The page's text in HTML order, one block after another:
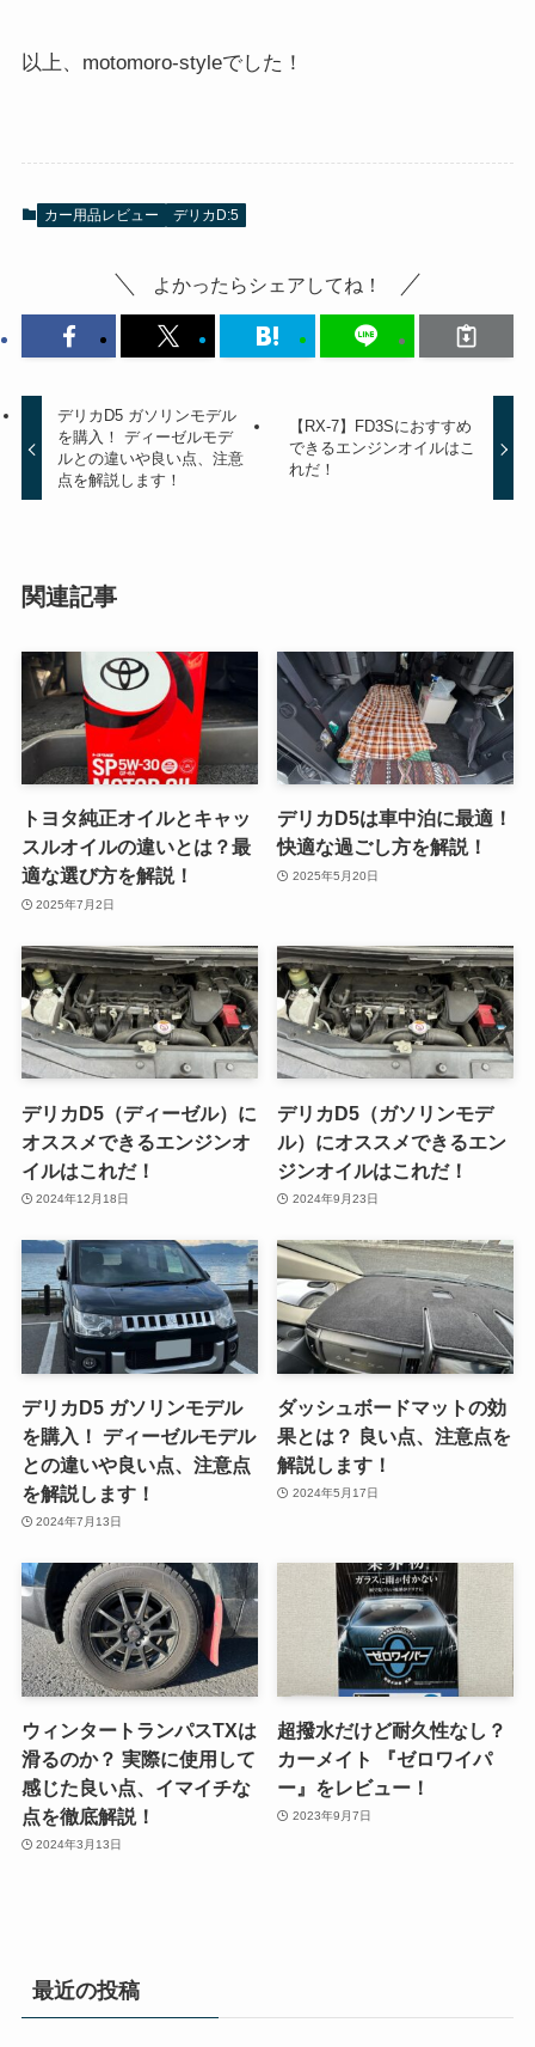
以上、motomoro-styleでした！
カー用品レビュー デリカD:5
よかったらシェアしてね！
デリカD5 ガソリンモデル
を購入！ ディーゼルモデ
ルとの違いや良い点、注意
点を解説します！
【RX-7】FD3Sにおすすめ
できるエンジンオイルはこ
れだ！
関連記事
トヨタ純正オイルとキャッ
スルオイルの違いとは？最
適な選び方を解説！
2025年7月2日
デリカD5は車中泊に最適！
快適な過ごし方を解説！
2025年5月20日
デリカD5（ディーゼル）に
オススメできるエンジンオ
イルはこれだ！
2024年12月18日
デリカD5（ガソリンモデ
ル）にオススメできるエン
ジンオイルはこれだ！
2024年9月23日
デリカD5 ガソリンモデル
を購入！ ディーゼルモデル
との違いや良い点、注意点
を解説します！
2024年7月13日
ダッシュボードマットの効
果とは？ 良い点、注意点を
解説します！
2024年5月17日
ウィンタートランパスTXは
滑るのか？ 実際に使用して
感じた良い点、イマイチな
点を徹底解説！
2024年3月13日
超撥水だけど耐久性なし？
カーメイト 『ゼロワイパ
ー』をレビュー！
2023年9月7日
最近の投稿